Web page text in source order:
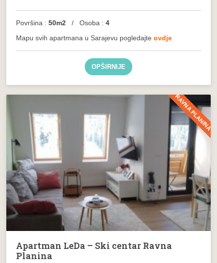
Površina :50m2 / Osoba :4
Mapu svih apartmana u Sarajevu pogledajteovdje
OPŠIRNIJE
RAVNA PLANINA
Apartman LeDa – Ski centar Ravna
Planina